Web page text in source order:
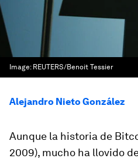
Image: REUTERS/Benoit Tessier
Alejandro Nieto González
Aunque la historia de
2009), mucho ha llovido